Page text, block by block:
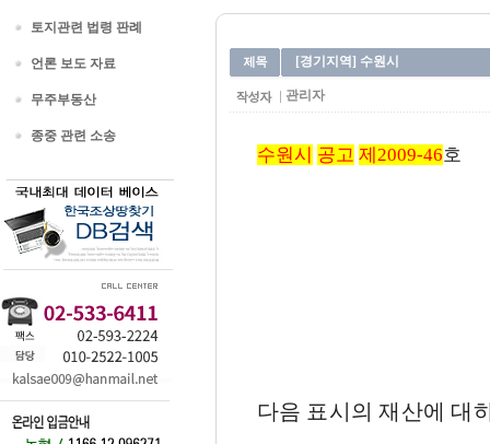
토지관련 법령 판례
언론 보도 자료
무주부동산
종중 관련 소송
[경기지역] 수원시
관리자
수원시 공고 제2009-46호
다음 표시의 재산에 대